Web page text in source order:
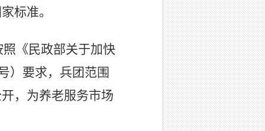
标准。
《民政部关于加快
）要求，兵团范围
，为养老服务市场